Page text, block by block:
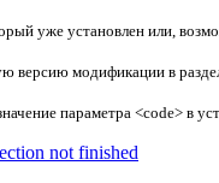
уже установлен или,
версию модификации в
параметра <code> в
not finished